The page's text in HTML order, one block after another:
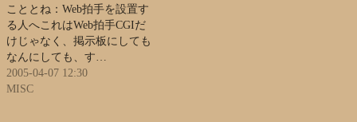
こととね：Web拍手を設置す
る人へこれはWeb拍手CGIだ
けじゃなく、掲示板にしても
なんにしても、す…
2005-04-07 12:30
MISC